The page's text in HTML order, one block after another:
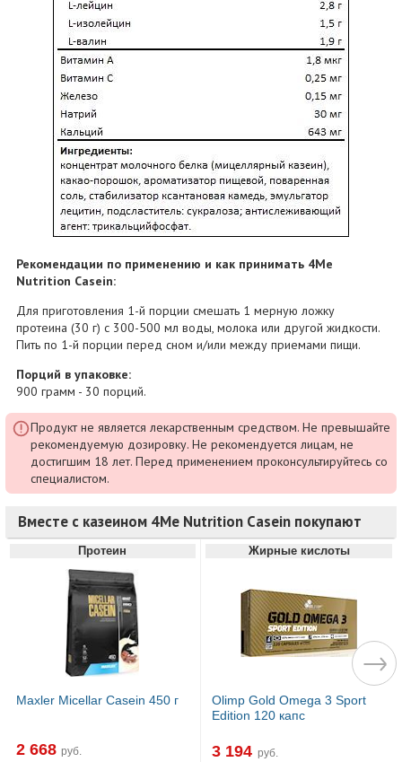
Рекомендации по применению и как принимать 4Me
Nutrition Casein:
Для приготовления 1-й порции смешать 1 мерную ложку
протеина (30 г) с 300-500 мл воды, молока или другой жидкости.
Пить по 1-й порции перед сном и/или между приемами пищи.
Порций в упаковке:
900 грамм - 30 порций.
Продукт не является лекарственным средством. Не превышайте
рекомендуемую дозировку. Не рекомендуется лицам, не
достигшим 18 лет. Перед применением проконсультируйтесь со
специалистом.
Вместе с казеином 4Me Nutrition Casein покупают
Протеин
Maxler Micellar Casein 450 г
2 668 руб.
Жирные кислоты
Olimp Gold Omega 3 Sport
Edition 120 капс
3 194 руб.